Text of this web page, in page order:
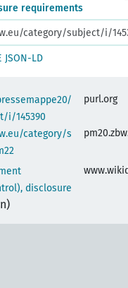
requirements
category/subject/i/
JSON-LD
i/145390
purl.org
category/s
disclosure